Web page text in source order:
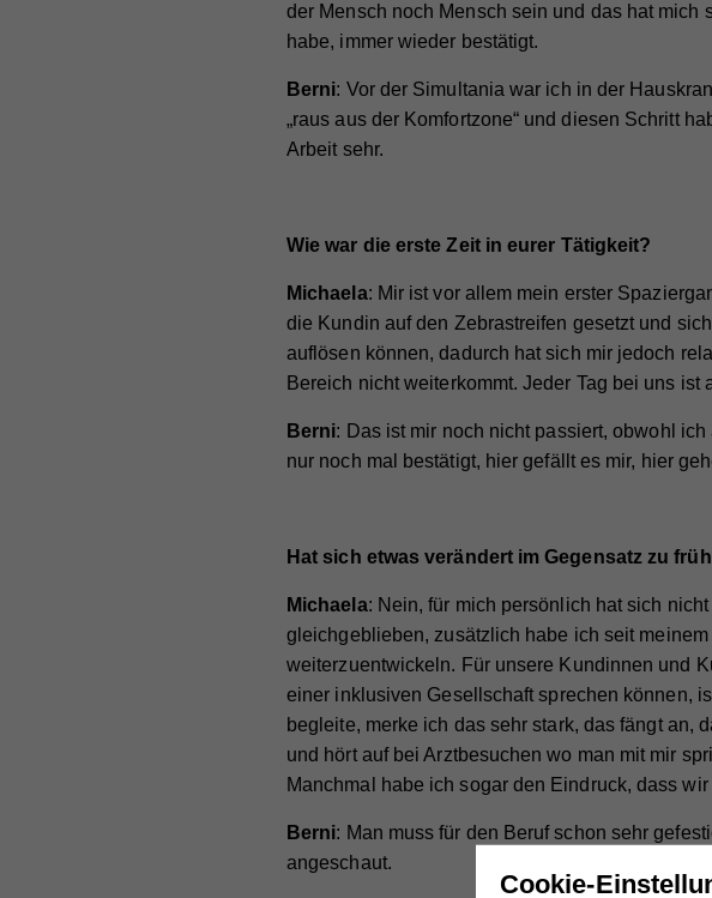
der Mensch noch Mensch sein und das hat
habe, immer wieder bestätigt.
Berni: Vor der Simultania war ich in der
„raus aus der Komfortzone“ und diesen Schritt
Arbeit sehr.
Wie war die erste Zeit in eurer Tätigkeit?
Michaela: Mir ist vor allem mein erster
die Kundin auf den Zebrastreifen gesetzt und
auflösen können, dadurch hat sich mir jedoch
Bereich nicht weiterkommt. Jeder Tag bei uns ist
Berni: Das ist mir noch nicht passiert, obwohl
nur noch mal bestätigt, hier gefällt es mir, hier
Hat sich etwas verändert im Gegensatz zu
Michaela: Nein, für mich persönlich hat sich
gleichgeblieben, zusätzlich habe ich seit
weiterzuentwickeln. Für unsere Kundinnen und
einer inklusiven Gesellschaft sprechen können,
begleite, merke ich das sehr stark, das fängt an,
und hört auf bei Arztbesuchen wo man mit mir
Manchmal habe ich sogar den Eindruck, dass
Berni: Man muss für den Beruf schon sehr
angeschaut.
Cookie-